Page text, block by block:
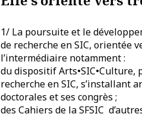
1/ La poursuite et le
de recherche en SIC, orientée
l’intermédiaire notamment :
du dispositif
recherche en SIC, s’installant
doctorales et ses congrès ;
des Cahiers de la SFSIC